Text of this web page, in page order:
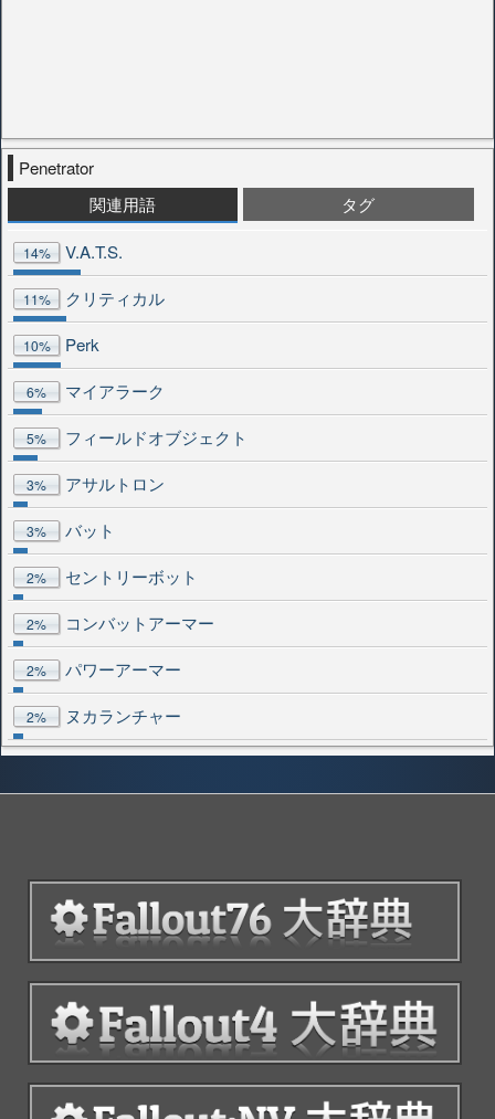
Penetrator
関連用語
タグ
14% V.A.T.S.
11% クリティカル
10% Perk
6% マイアラーク
5% フィールドオブジェクト
3% アサルトロン
3% バット
2% セントリーボット
2% コンバットアーマー
2% パワーアーマー
2% ヌカランチャー